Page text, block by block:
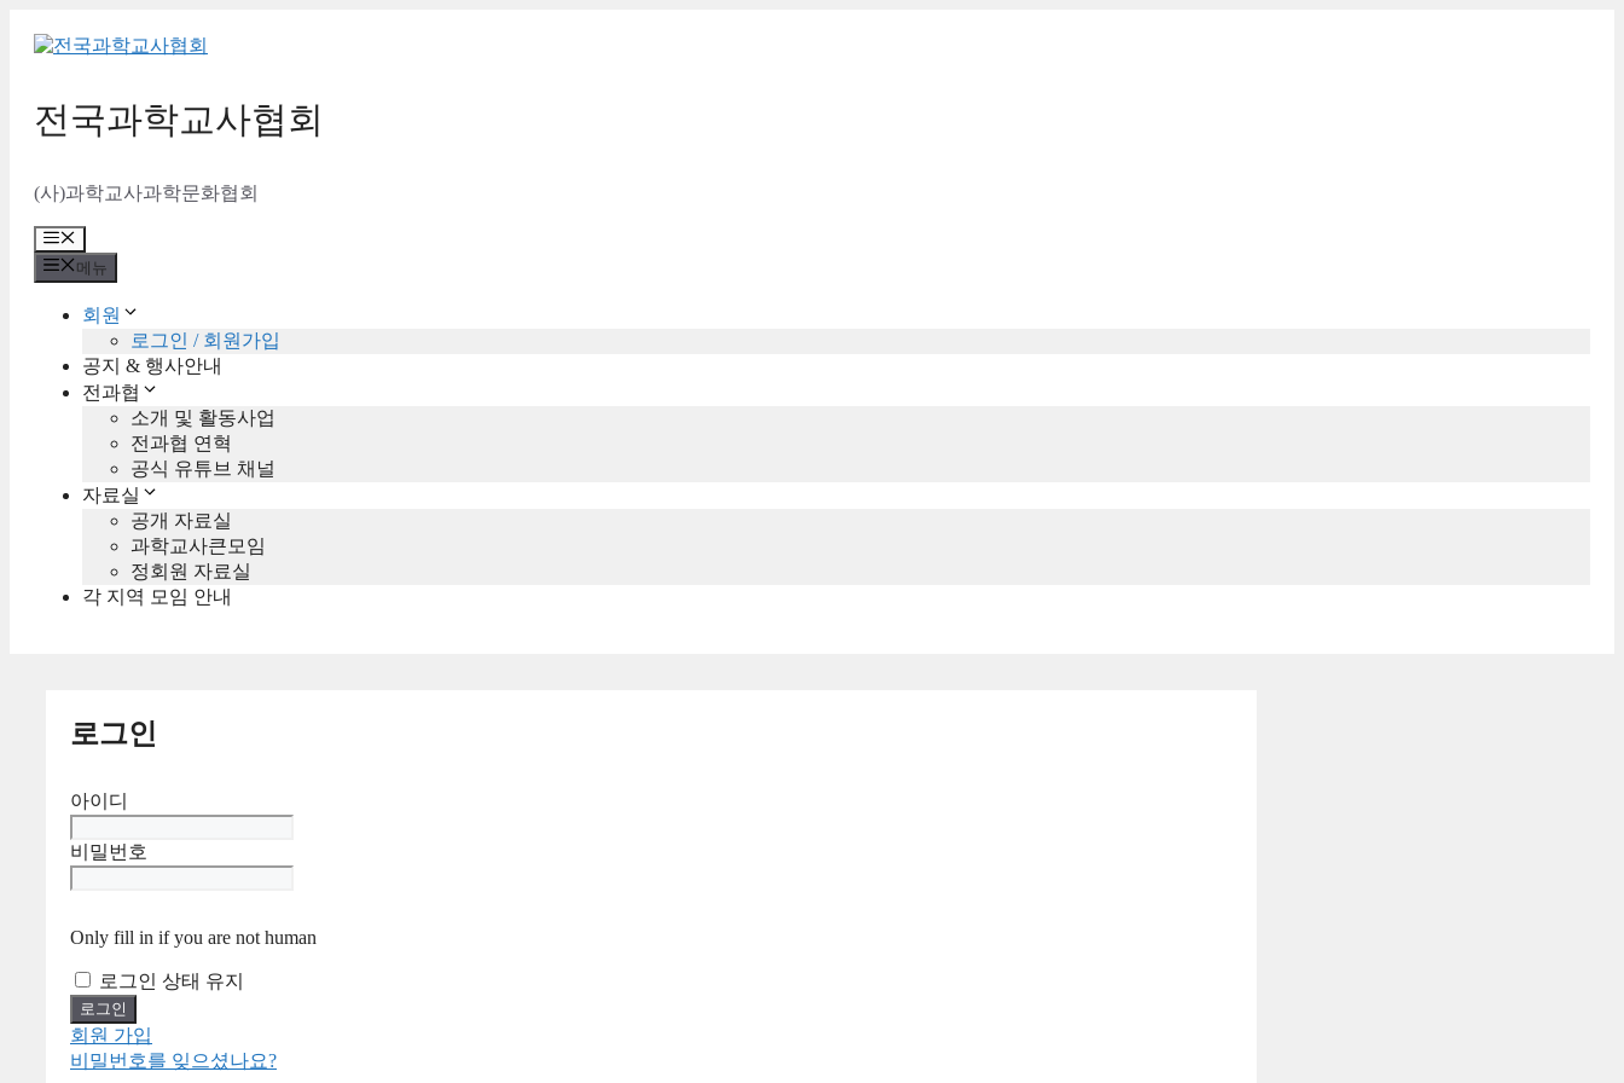
전국과학교사협회
(사)과학교사과학문화협회
메
뉴
메뉴
회원
로그인 / 회원가입
공지 & 행사안내
전과협
소개 및 활동사업
전과협 연혁
공식 유튜브 채널
자료실
공개 자료실
과학교사큰모임
정회원 자료실
각 지역 모임 안내
로그인
아이디
비밀번호
Only fill in if you are not human
로그인 상태 유지
회원 가입
비밀번호를 잊으셨나요?